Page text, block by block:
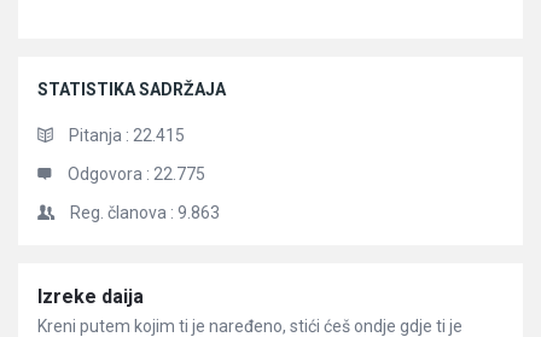
STATISTIKA SADRŽAJA
Pitanja : 22.415
Odgovora : 22.775
Reg. članova : 9.863
Članci
Izreke daija
Kreni putem kojim ti je naređeno, stići ćeš ondje gdje ti je